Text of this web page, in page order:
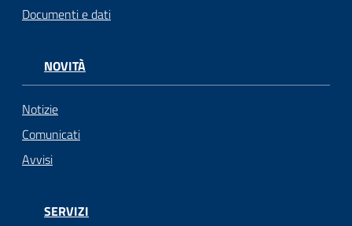
Documenti e dati
NOVITÀ
Notizie
Comunicati
Avvisi
SERVIZI